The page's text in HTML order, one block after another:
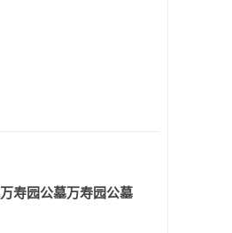
万寿园公墓万寿园公墓